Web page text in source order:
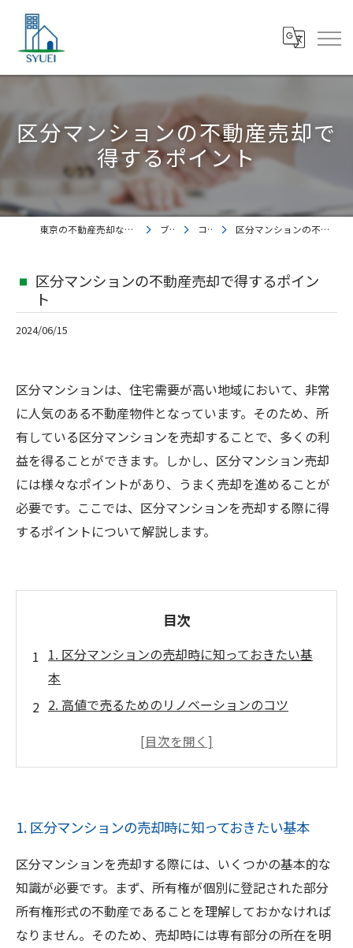
区分マンションの不動産売却で
得するポイント
東京の不動産売却なら株式会社集英都市開発 ブログ コラム 区分マンションの不動産売却で得するポイント
区分マンションの不動産売却で得するポイン
ト
2024/06/15
区分マンションは、住宅需要が高い地域において、非常
に人気のある不動産物件となっています。そのため、所
有している区分マンションを売却することで、多くの利
益を得ることができます。しかし、区分マンション売却
には様々なポイントがあり、うまく売却を進めることが
必要です。ここでは、区分マンションを売却する際に得
するポイントについて解説します。
目次
1. 区分マンションの売却時に知っておきたい基
本
2. 高値で売るためのリノベーションのコツ
3. 魅力的なインテリアで購入希望者を惹きつけ
1. 区分マンションの売却時に知っておきたい基本
区分マンションを売却する際には、いくつかの基本的な
知識が必要です。まず、所有権が個別に登記された部分
所有権形式の不動産であることを理解しておかなければ
なりません。そのため、売却時には専有部分の所在を明